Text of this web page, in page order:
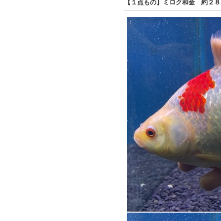
【１点もの】ミロク和金 約２